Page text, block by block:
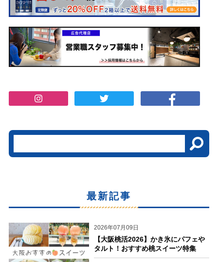
最新記事
2026年07月09日
【大阪桃活2026】かき氷にパフェや
タルト！おすすめ桃スイーツ特集